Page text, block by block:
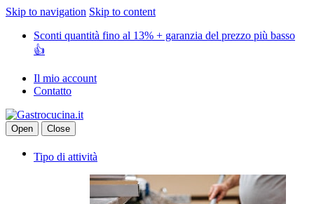
Skip to navigation Skip to content
Sconti quantità fino al 13% + garanzia del prezzo più basso
👍
Il mio account
Contatto
Open Close
Tipo di attività